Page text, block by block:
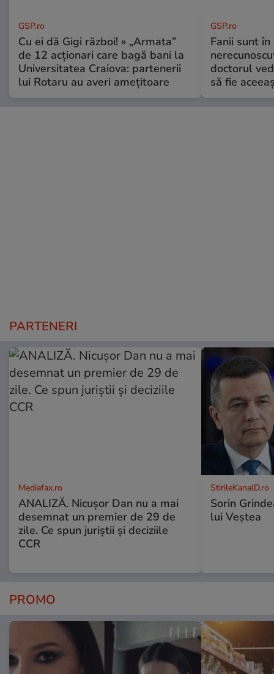
GSP.ro
Cu ei dă Gigi război! » „Armata”
de 12 acționari care bagă bani la
Universitatea Craiova: partenerii
lui Rotaru au averi amețitoare
GSP.ro
Fanii sunt în
doctorul
să fie
PARTENERI
Mediafax.ro
ANALIZĂ. Nicușor Dan nu a mai
desemnat un premier de 29 de
zile. Ce spun juriștii și deciziile
CCR
StirileKanalD.ro
Sorin
lui Veștea
PROMO